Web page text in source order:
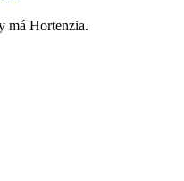
má Hortenzia.